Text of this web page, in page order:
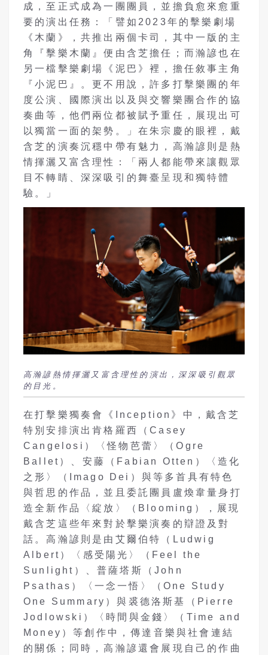
成，至正式成為一團團員，並擔負愈來愈重
要的演出任務：「譬如2023年的擊樂劇場
《木蘭》，共推出兩個卡司，其中一版的主
角『擊樂木蘭』便由含芝擔任；而瀚諺也在
另一檔擊樂劇場《泥巴》裡，擔任敘事主角
『小泥巴』。更不用說，許多打擊樂團的年
度公演、國際演出以及與交響樂團合作的協
奏曲等，他們兩位都被賦予重任，展現出可
以獨當一面的架勢。」在朱宗慶的眼裡，戴
含芝的演奏沉穩中帶有魅力，高瀚諺則是熱
情揮灑又富含理性：「兩人都能帶來讓觀眾
目不轉睛、深深吸引的舞臺呈現和獨特體
驗。」
高瀚諺熱情揮灑又富含理性的演出，深深吸引觀眾
的目光。
在打擊樂獨奏會《Inception》中，戴含芝
特別安排演出肯格羅西（Casey
Cangelosi）〈怪物芭蕾〉（Ogre
Ballet）、安藤（Fabian Otten）〈造化
之形〉（Imago Dei）與等多首具有特色
與哲思的作品，並且委託團員盧煥韋量身打
造全新作品〈綻放〉（Blooming），展現
戴含芝這些年來對於擊樂演奏的辯證及對
話。高瀚諺則是由艾爾伯特（Ludwig
Albert）〈感受陽光〉（Feel the
Sunlight）、普薩塔斯（John
Psathas）〈一念一悟〉（One Study
One Summary）與裘德洛斯基（Pierre
Jodlowski）〈時間與金錢〉（Time and
Money）等創作中，傳達音樂與社會連結
的關係；同時，高瀚諺還會展現自己的作曲